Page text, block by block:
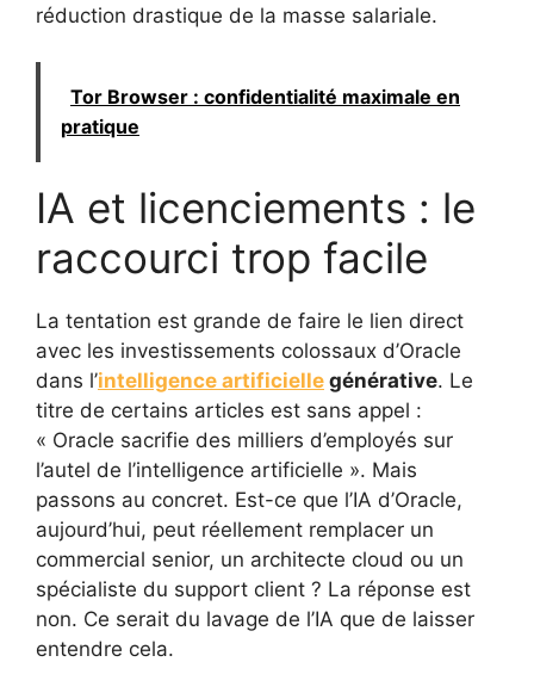
réduction drastique de la masse salariale.
Tor Browser : confidentialité maximale en
pratique
IA et licenciements : le
raccourci trop facile
La tentation est grande de faire le lien direct
avec les investissements colossaux d’Oracle
dans l’intelligence artificielle générative. Le
titre de certains articles est sans appel :
« Oracle sacrifie des milliers d’employés sur
l’autel de l’intelligence artificielle ». Mais
passons au concret. Est-ce que l’IA d’Oracle,
aujourd’hui, peut réellement remplacer un
commercial senior, un architecte cloud ou un
spécialiste du support client ? La réponse est
non. Ce serait du lavage de l’IA que de laisser
entendre cela.